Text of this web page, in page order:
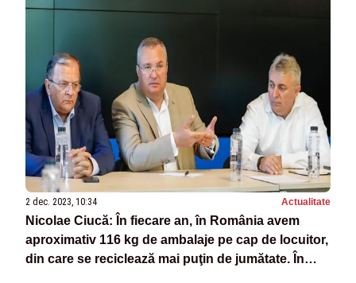
2 dec. 2023, 10:34 Actualitate
Nicolae Ciucă: În fiecare an, în România avem
aproximativ 116 kg de ambalaje pe cap de locuitor,
din care se reciclează mai puţin de jumătate. În